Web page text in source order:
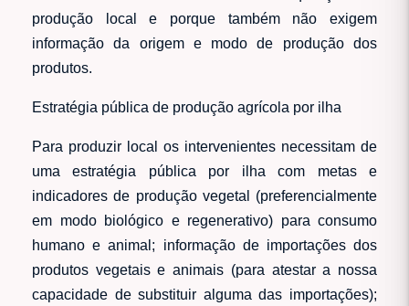
produção local e porque também não exigem
informação da origem e modo de produção dos
produtos.
Estratégia pública de produção agrícola por ilha
Para produzir local os intervenientes necessitam de
uma estratégia pública por ilha com metas e
indicadores de produção vegetal (preferencialmente
em modo biológico e regenerativo) para consumo
humano e animal; informação de importações dos
produtos vegetais e animais (para atestar a nossa
capacidade de substituir alguma das importações);